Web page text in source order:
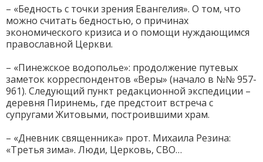
– «Бедность с точки зрения Евангелия». О том, что
можно считать бедностью, о причинах
экономического кризиса и о помощи нуждающимся
православной Церкви.
– «Пинежское водополье»: продолжение путевых
заметок корреспондентов «Веры» (начало в №№ 957-
961). Следующий пункт редакционной экспедиции –
деревня Пиринемь, где предстоит встреча с
супругами Житовыми, построившими храм.
– «Дневник священника» прот. Михаила Резина:
«Третья зима». Люди, Церковь, СВО…